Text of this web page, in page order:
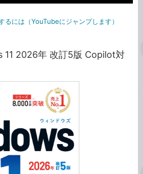
るには（YouTubeにジャンプします）
11 2026年 改訂5版 Copilot対